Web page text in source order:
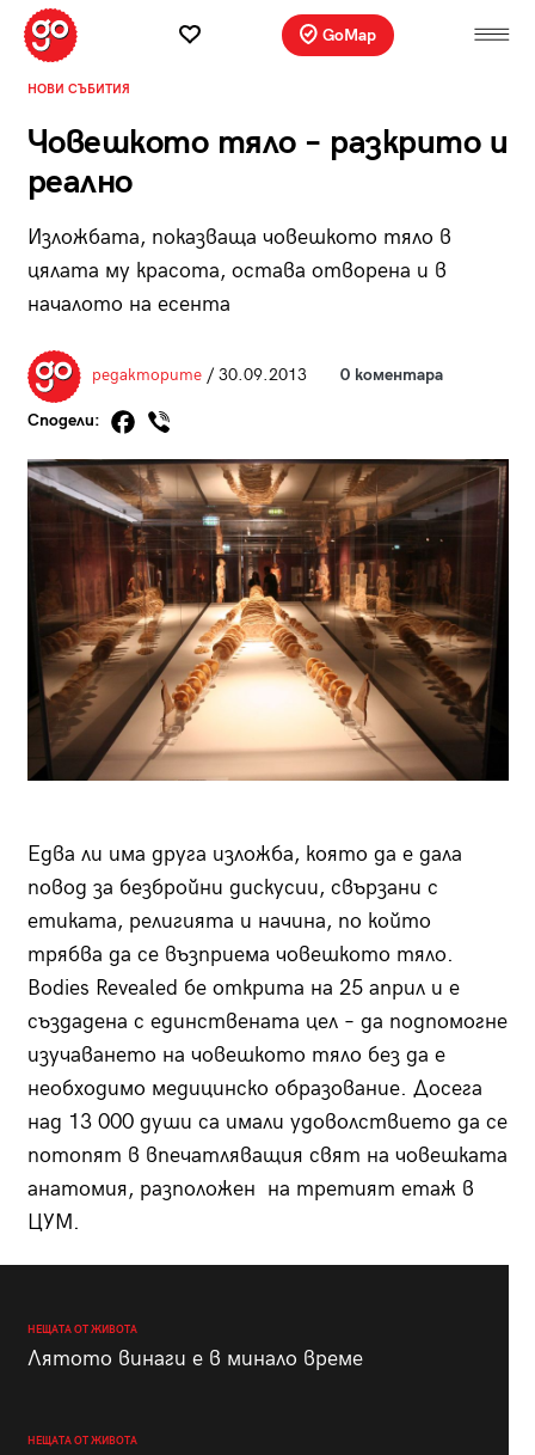
GoMap
НОВИ СЪБИТИЯ
Човешкото тяло – разкрито и
реално
Изложбата, показваща човешкото тяло в
цялата му красота, остава отворена и в
началото на есента
редакторите/ 30.09.2013 0 коментара
Сподели:
Едва ли има друга изложба, която да е дала
повод за безбройни дискусии, свързани с
етиката, религията и начина, по който
трябва да се възприема човешкото тяло.
Bodies Revealed бе открита на 25 април и е
създадена с единствената цел – да подпомогне
изучаването на човешкото тяло без да е
необходимо медицинско образование. Досега
над 13 000 души са имали удоволствието да се
потопят в впечатляващия свят на човешката
анатомия, разположен на третият етаж в
ЦУМ.
НЕЩАТА ОТ ЖИВОТА
Лятото винаги е в минало време
НЕЩАТА ОТ ЖИВОТА